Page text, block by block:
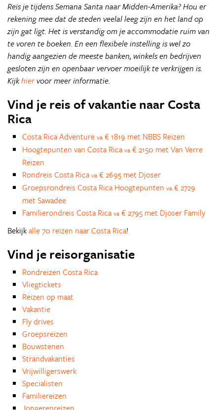
Reis je tijdens Semana Santa naar Midden-Amerika? Hou er
rekening mee dat de steden veelal leeg zijn en het land op
zijn gat ligt. Het is verstandig om je accommodatie ruim van
te voren te boeken. En een flexibele instelling is wel zo
handig aangezien de meeste banken, winkels en bedrijven
gesloten zijn en openbaar vervoer moeilijk te verkrijgen is.
Kijkhiervoor meer informatie.
Vind je reis of vakantie naar Costa
Rica
Costa Rica Adventure va € 1819 met NBBS Reizen
Hoogtepunten van Costa Rica va € 2150 met Van Verre
Reizen
Rondreis Costa Rica va € 2695 met Djoser
Groepsrondreis Costa Rica Hoogtepunten va € 2729
met Sawadee
Familierondreis Costa Rica va € 2795 met Djoser Family
Bekijkalle 70 reizen naar Costa Rica!
Vind je reisorganisatie
Rondreizen Costa Rica
Vliegtickets
Reizen op maat
Vakantie
Fly drives
Groepsreizen
Bouwstenen
Strandvakanties
Vrijwilligerswerk
Specialisten
Familiereizen